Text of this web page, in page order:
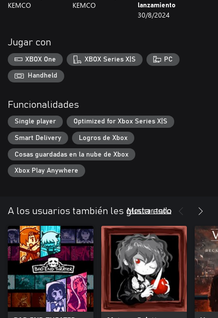
KEMCO KEMCO
lanzamiento
30/8/2024
Jugar con
XBOX One XBOX Series X|S PC
Handheld
Funcionalidades
Single player Optimized for Xbox Series X|S
Smart Delivery Logros de Xbox
Cosas guardadas en la nube de Xbox
Xbox Play Anywhere
A los usuarios también les gusta esto
Mostrar todo